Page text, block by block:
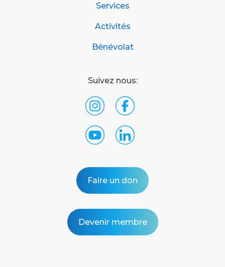
Services
Activités
Bénévolat
Suivez nous:
Faire un don
Devenir membre